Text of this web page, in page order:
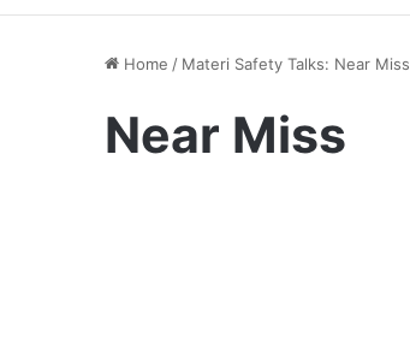
Home / Materi Safety Talks: Near Miss
Near Miss